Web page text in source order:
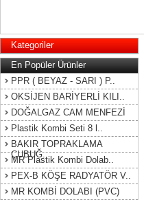
Kategoriler
En Popüler Ürünler
PPR ( BEYAZ - SARI ) P..
OKSİJEN BARİYERLİ KILI..
DOĞALGAZ CAM MENFEZİ
Plastik Kombi Seti 8 l..
BAKIR TOPRAKLAMA
ÇUBUĞ..
MR Plastik Kombi Dolab..
PEX-B KÖŞE RADYATÖR V..
MR KOMBİ DOLABI (PVC)